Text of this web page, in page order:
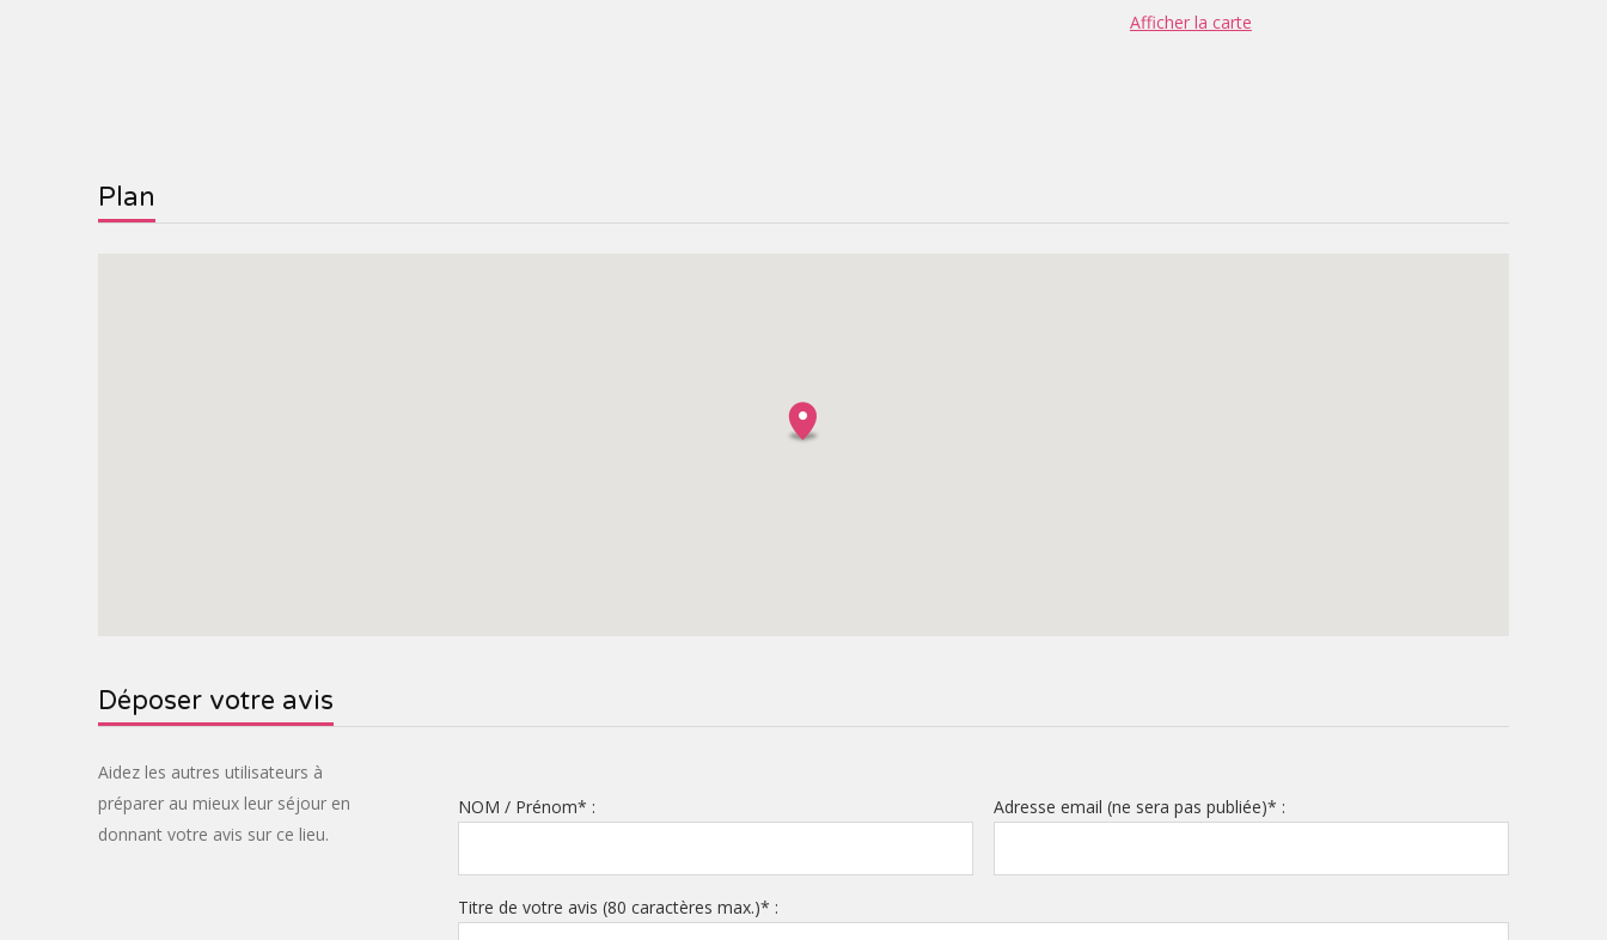
Afficher la carte
Plan
Déposer votre avis
Aidez les autres utilisateurs à
préparer au mieux leur séjour en
donnant votre avis sur ce lieu.
NOM / Prénom* : Adresse email (ne sera pas publiée)* :
Titre de votre avis (80 caractères max.)* :